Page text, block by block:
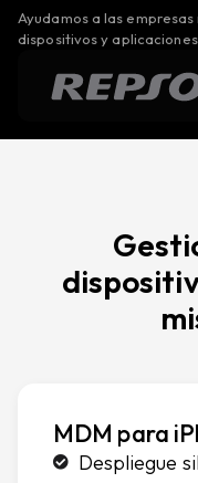
Ayudamos a las
dispositivos y aplicaciones.
MDM para
Despliegue